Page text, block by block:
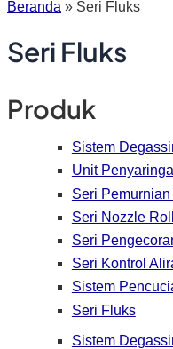
Beranda » Seri Fluks
Seri Fluks
Produk
Sistem
Unit
Seri
Seri Nozzle
Seri
Seri Kontrol
Sistem
Seri Fluks
Sistem